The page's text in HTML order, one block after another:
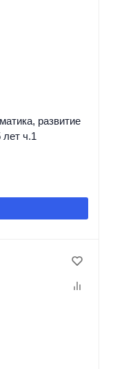
развитие
ч.1